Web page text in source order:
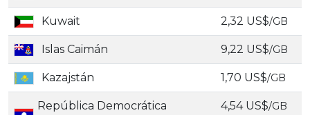
Kuwait 2,32 US$/GB
Islas Caimán 9,22 US$/GB
Kazajstán 1,70 US$/GB
República Democrática
4,54 US$/GB